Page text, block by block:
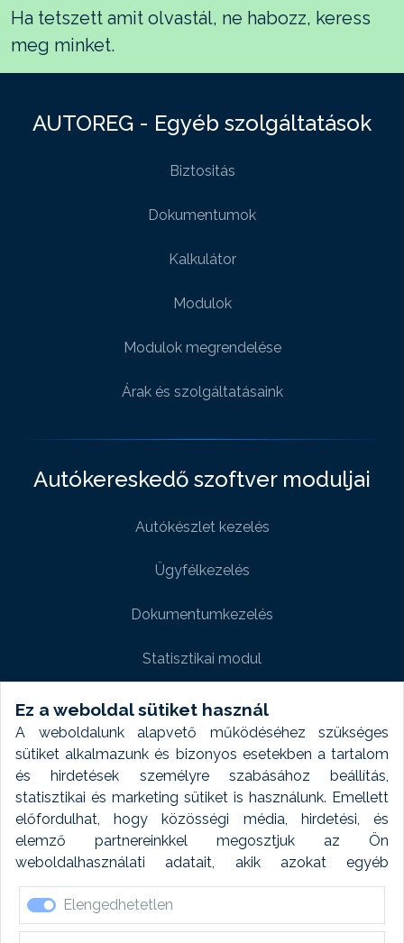
Ez a weboldal sütiket használ
A weboldalunk alapvető működéséhez szükséges
sütiket alkalmazunk és bizonyos esetekben a tartalom
és hirdetések személyre szabásához beállítás,
statisztikai és marketing sütiket is használunk. Emellett
előfordulhat, hogy közösségi média, hirdetési, és
elemző partnereinkkel megosztjuk az Ön
weboldalhasználati adatait, akik azokat egyéb
forrásokból gyűjtött adatokkal kombinálhatják. A sütik
elfogadásával kapcsolatosan naplózást végzünk és
ezen adatokat 6 hónap után automatikusan töröljük. A
Elengedhetetlen
Ha tetszett amit olvastál, ne habozz, keress
meg minket.
AUTOREG - Egyéb szolgáltatások
Biztositás
Dokumentumok
Kalkulátor
Modulok
Modulok megrendelése
Árak és szolgáltatásaink
Autókereskedő szoftver moduljai
Autókészlet kezelés
Ügyfélkezelés
Dokumentumkezelés
Statisztikai modul
Weboldal modul
Fényképtár extra modul
Autómosó modul
Feladatütemezés